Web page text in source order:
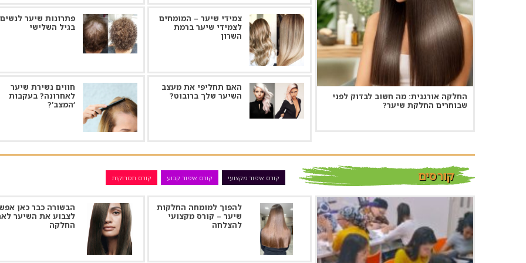
החלקה אורגנית: מה חשוב לבדוק לפני
שבוחרים החלקת שיער?
צמידי שיער – המומחים
לצמידי שיער ברמת
השרון
פתרונות שיער לנשים
בגיל השלישי
האם תחליפי את מעצב
השיער שלך ברובוט?
חווים נשירת שיער
לאחרונה? בעקבות
‘המצב’?
קורסים קורס איפור מקצועי קורס איפור קבוע קורס תסרוקות
להפוך למומחה החלקות
שיער – קורס מקצועי
להצלחה
הבשורה כבר כאן
לצבוע את השיער
החלקה